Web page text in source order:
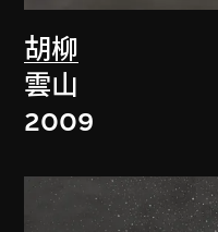
胡柳
雲山
2009